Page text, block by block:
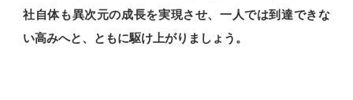
社自体も異次元の成長を実現させ、一人では到達できな
い高みへと、ともに駆け上がりましょう。